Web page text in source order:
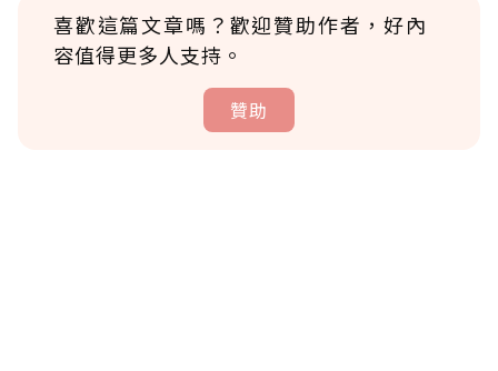
喜歡這篇文章嗎？歡迎贊助作者，好內
容值得更多人支持。
贊助